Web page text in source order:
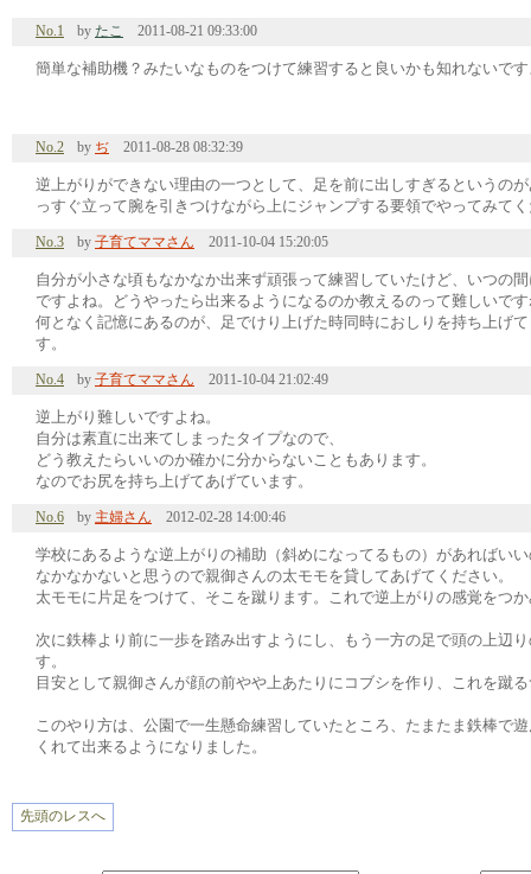
No.1 by たこ 2011-08-21 09:33:00
簡単な補助機？みたいなものをつけて練習すると良いかも知れないで
No.2 by ぢ 2011-08-28 08:32:39
逆上がりができない理由の一つとして、足を前に出しすぎるというの
っすぐ立って腕を引きつけながら上にジャンプする要領でやってみて
No.3 by 子育てママさん 2011-10-04 15:20:05
自分が小さな頃もなかなか出来ず頑張って練習していたけど、いつの
ですよね。どうやったら出来るようになるのか教えるのって難しいで
何となく記憶にあるのが、足でけり上げた時同時におしりを持ち上げ
す。
No.4 by 子育てママさん 2011-10-04 21:02:49
逆上がり難しいですよね。
自分は素直に出来てしまったタイプなので、
どう教えたらいいのか確かに分からないこともあります。
なのでお尻を持ち上げてあげています。
No.6 by 主婦さん 2012-02-28 14:00:46
学校にあるような逆上がりの補助（斜めになってるもの）があればい
なかなかないと思うので親御さんの太モモを貸してあげてください。
太モモに片足をつけて、そこを蹴ります。これで逆上がりの感覚をつ
次に鉄棒より前に一歩を踏み出すようにし、もう一方の足で頭の上辺
す。
目安として親御さんが顔の前やや上あたりにコブシを作り、これを蹴
このやり方は、公園で一生懸命練習していたところ、たまたま鉄棒で
くれて出来るようになりました。
先頭のレスへ